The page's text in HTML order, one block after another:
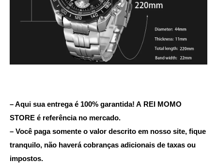
– Aqui sua entrega é 100% garantida! A REI MOMO
STORE é referência no mercado.
– Você paga somente o valor descrito em nosso site, fique
tranquilo, não haverá cobranças adicionais de taxas ou
impostos.